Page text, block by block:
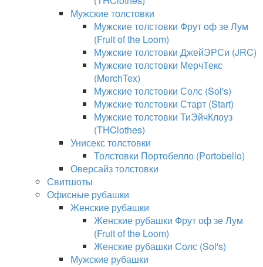
Мужские толстовки
Мужские толстовки Фрут оф зе Лум
(Fruit of the Loom)
Мужские толстовки ДжейЭРСи (JRC)
Мужские толстовки МерчТекс
(MerchTex)
Мужские толстовки Солс (Sol's)
Мужские толстовки Старт (Start)
Мужские толстовки ТиЭйчКлоуз
(THClothes)
Унисекс толстовки
Толстовки Портобелло (Portobello)
Оверсайз толстовки
Свитшоты
Офисные рубашки
Женские рубашки
Женские рубашки Фрут оф зе Лум
(Fruit of the Loom)
Женские рубашки Солс (Sol's)
Мужские рубашки